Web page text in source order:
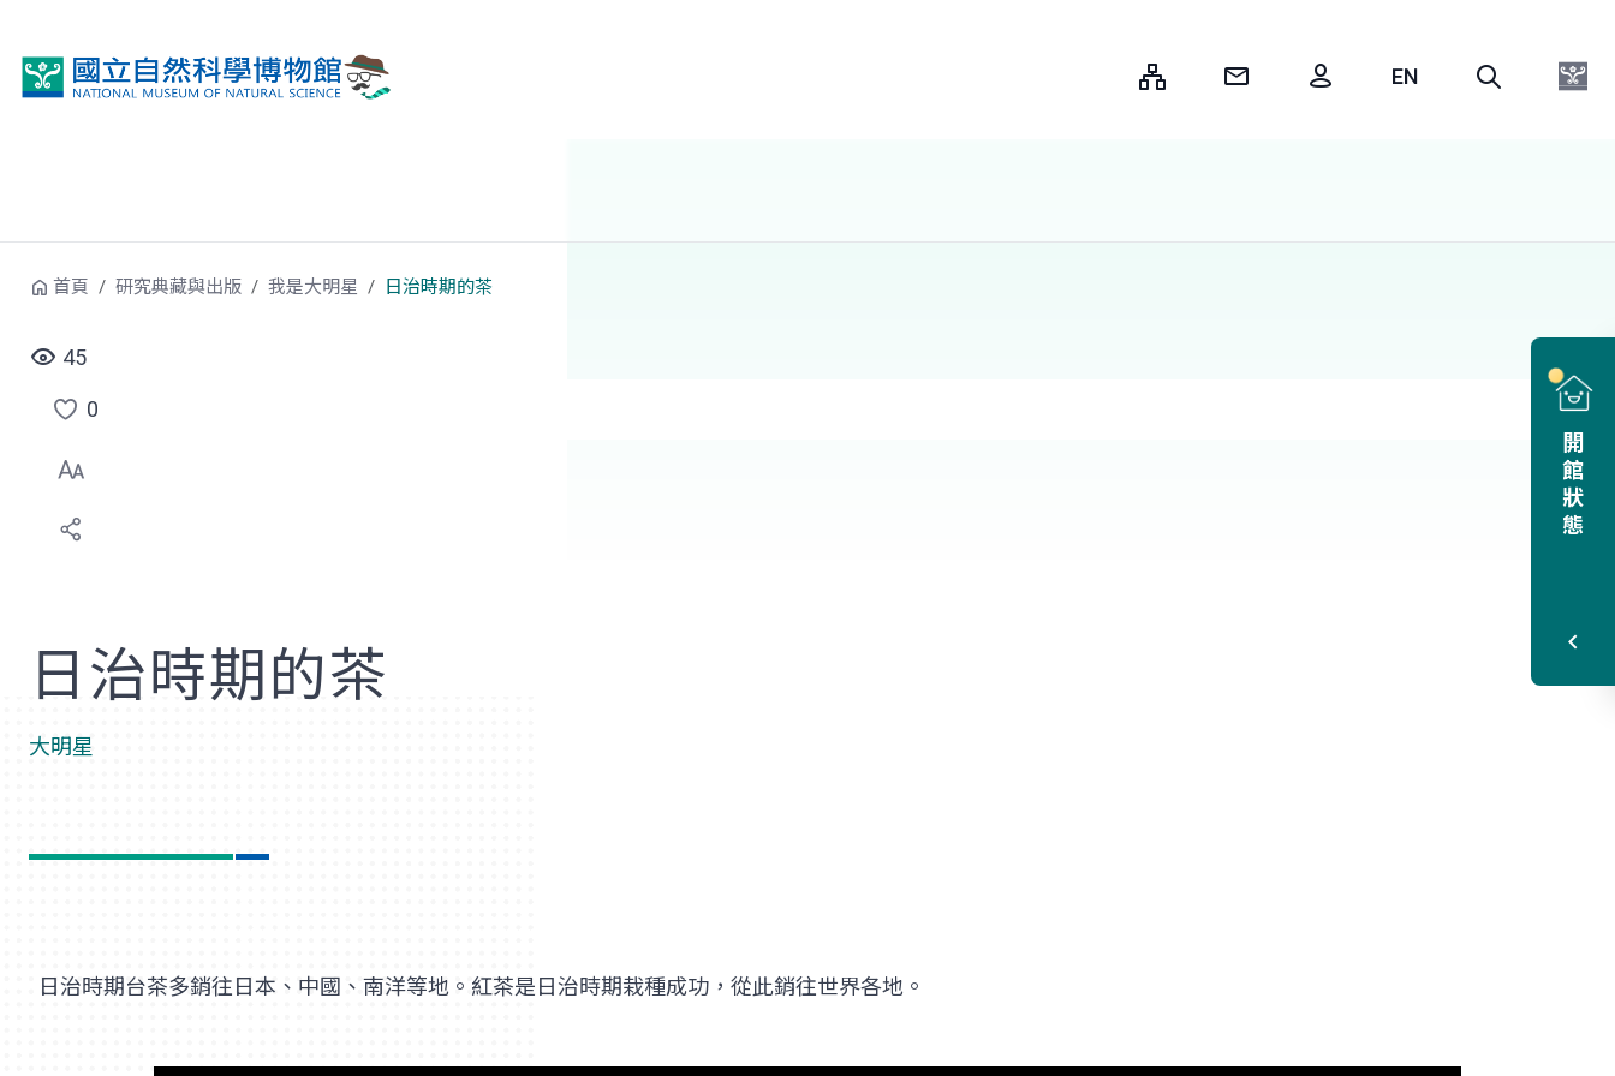
開館狀態
首頁 研究典藏與出版 我是大明星 日治時期的茶
45
點
選
喜
0
日治時期的茶
大明星
日治時期台茶多銷往日本、中國、南洋等地。紅茶是日治時期栽種成功，從此銷往世界各地。